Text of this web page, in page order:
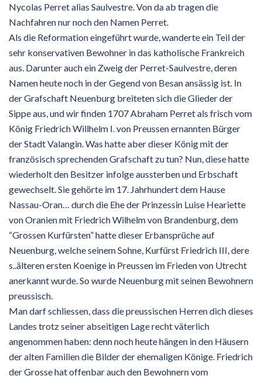
Nycolas Perret alias Saulvestre. Von da ab tragen die
Nachfahren nur noch den Namen Perret.
Als die Reformation eingeführt wurde, wanderte ein Teil der
sehr konservativen Bewohner in das katholische Frankreich
aus. Darunter auch ein Zweig der Perret-Saulvestre, deren
Namen heute noch in der Gegend von Besan ansässig ist. In
der Grafschaft Neuenburg breiteten sich die Glieder der
Sippe aus, und wir finden 1707 Abraham Perret als frisch vom
König Friedrich Willhelm I. von Preussen ernannten Bürger
der Stadt Valangin. Was hatte aber dieser König mit der
französisch sprechenden Grafschaft zu tun? Nun, diese hatte
wiederholt den Besitzer infolge aussterben und Erbschaft
gewechselt. Sie gehörte im 17. Jahrhundert dem Hause
Nassau-Oran… durch die Ehe der Prinzessin Luise Heariette
von Oranien mit Friedrich Wilhelm von Brandenburg, dem
“Grossen Kurfürsten” hatte dieser Erbansprüche auf
Neuenburg, welche seinem Sohne, Kurfürst Friedrich III, dere
s..älteren ersten Koenige in Preussen im Frieden von Utrecht
anerkannt wurde. So wurde Neuenburg mit seinen Bewohnern
preussisch.
Man darf schliessen, dass die preussischen Herren dich dieses
Landes trotz seiner abseitigen Lage recht väterlich
angenommen haben: denn noch heute hängen in den Häusern
der alten Familien die Bilder der ehemaligen Könige. Friedrich
der Grosse hat offenbar auch den Bewohnern vom